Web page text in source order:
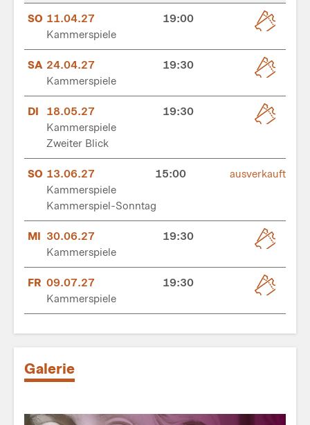
SO 11.04.27
19:00
Kammerspiele
SA 24.04.27
19:30
Kammerspiele
DI 18.05.27
19:30
Kammerspiele
Zweiter Blick
SO 13.06.27
15:00
Kammerspiele
Kammerspiel-Sonntag
ausverkauft
MI 30.06.27
19:30
Kammerspiele
FR 09.07.27
19:30
Kammerspiele
Galerie